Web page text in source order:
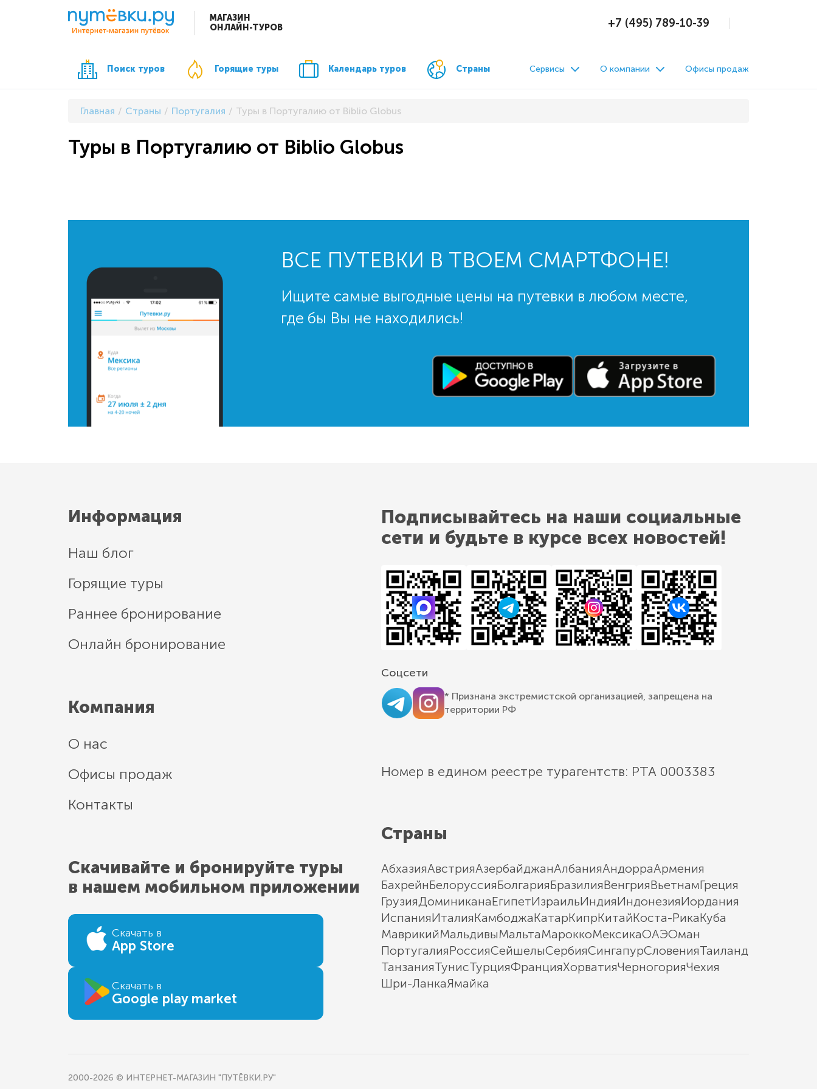
МАГАЗИН
ОНЛАЙН-ТУРОВ
+7 (495) 789-10-39
Поиск туров Горящие туры Календарь туров Страны Сервисы О компании Офисы продаж
Главная Страны Португалия Туры в Португалию от Biblio Globus
Туры в Португалию от Biblio Globus
ВСЕ ПУТЕВКИ В ТВОЕМ СМАРТФОНЕ!
Ищите самые выгодные цены на путевки в любом месте,
где бы Вы не находились!
Информация
Наш блог
Горящие туры
Раннее бронирование
Онлайн бронирование
Компания
О нас
Офисы продаж
Контакты
Скачивайте и бронируйте туры
в нашем мобильном приложении
Скачать в
App Store
Скачать в
Google play market
Подписывайтесь на наши социальные
сети и будьте в курсе всех новостей!
Соцсети
* Признана экстремистской организацией, запрещена на
территории РФ
Номер в едином реестре турагентств: РТА 0003383
Страны
АбхазияАвстрияАзербайджанАлбанияАндорраАрмения
БахрейнБелоруссияБолгарияБразилияВенгрияВьетнамГреция
ГрузияДоминиканаЕгипетИзраильИндияИндонезияИордания
ИспанияИталияКамбоджаКатарКипрКитайКоста-РикаКуба
МаврикийМальдивыМальтаМароккоМексикаОАЭОман
ПортугалияРоссияСейшелыСербияСингапурСловенияТаиланд
ТанзанияТунисТурцияФранцияХорватияЧерногорияЧехия
Шри-ЛанкаЯмайка
2000-2026 © ИНТЕРНЕТ-МАГАЗИН "ПУТЁВКИ.РУ"